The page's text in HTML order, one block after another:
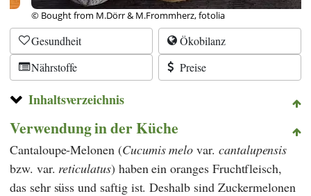
© Bought from M.Dörr & M.Frommherz, fotolia
Gesundheit
Ökobilanz
Nährstoffe
Preise
Inhaltsverzeichnis
Verwendung in der Küche
Cantaloupe-Melonen (Cucumis melo var. cantalupensis
bzw. var. reticulatus) haben ein oranges Fruchtfleisch,
das sehr süss und saftig ist. Deshalb sind Zuckermelonen